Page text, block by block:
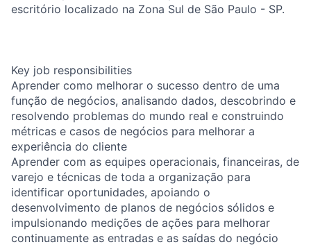
escritório localizado na Zona Sul de São Paulo - SP.
Key job responsibilities
Aprender como melhorar o sucesso dentro de uma
função de negócios, analisando dados, descobrindo e
resolvendo problemas do mundo real e construindo
métricas e casos de negócios para melhorar a
experiência do cliente
Aprender com as equipes operacionais, financeiras, de
varejo e técnicas de toda a organização para
identificar oportunidades, apoiando o
desenvolvimento de planos de negócios sólidos e
impulsionando medições de ações para melhorar
continuamente as entradas e as saídas do negócio